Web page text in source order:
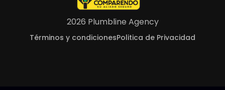
2026 Plumbline Agency
Términos y condicionesPolitica de Privacidad